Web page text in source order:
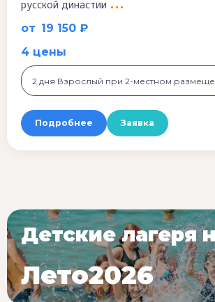
от 19 150 ₽
русской династии
4 цены
Подробнее Заявка
Детские лагеря
Лето2026